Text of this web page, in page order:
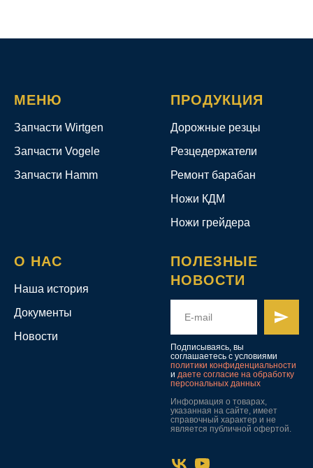
МЕНЮ
Запчасти Wirtgen
Запчасти Vogele
Запчасти Hamm
ПРОДУКЦИЯ
Дорожные резцы
Резцедержатели
Ремонт барабан
Ножи КДМ
Ножи грейдера
О НАС
Наша история
Документы
Новости
ПОЛЕЗНЫЕ
НОВОСТИ
Подписываясь, вы
соглашаетесь с условиями
политики конфиденциальности
и даете согласие на обработку
персональных данных
Информация о товарах,
указанная на сайте, имеет
справочный характер и не
является публичной офертой.